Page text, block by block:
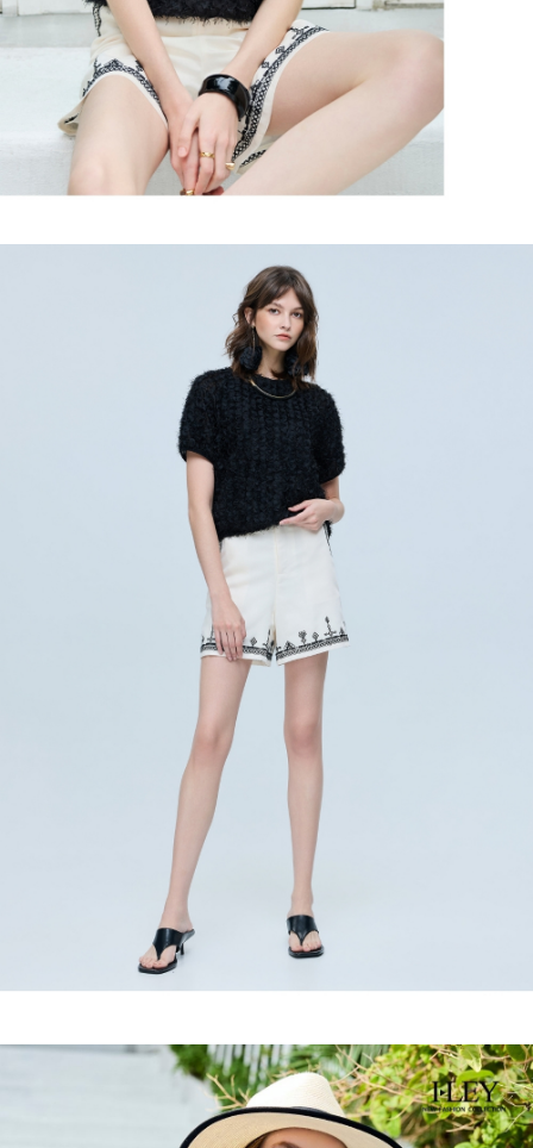
４．使用「AFTEE先享後付」時，將依據個別帳號之用戶狀況，依本公司即
時審查核予不同之上限額度；若仍有額度不足之情形，本公司將視審查結果
請求用戶進行身份認證。
５．嚴禁一人註冊多個帳號或使用他人資訊註冊。若發現惡意使用之情形，
恩沛科技股份有限公司將有權停止該用戶之使用額度並採取法律行動。
宅配離島
每筆NT$120，滿NT$2,500(含以上)免運費
付款後門市自取
免運費